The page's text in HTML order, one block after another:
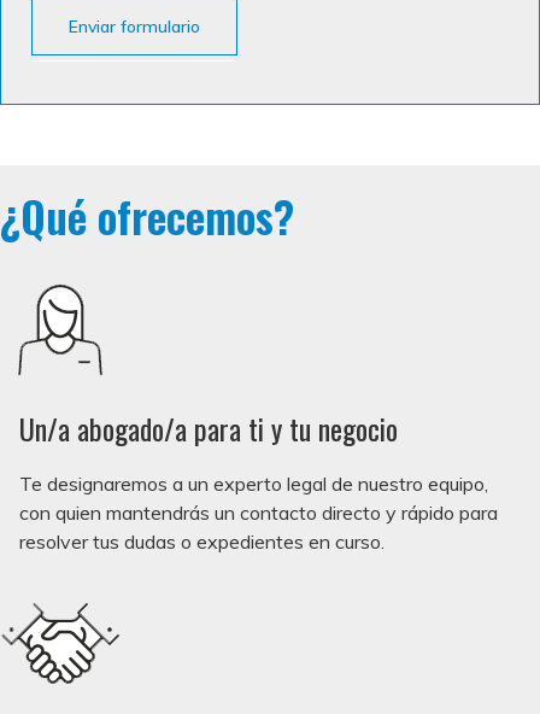
Enviar formulario
¿Qué ofrecemos?
Un/a abogado/a para ti y tu negocio
Te designaremos a un experto legal de nuestro equipo,
con quien mantendrás un contacto directo y rápido para
resolver tus dudas o expedientes en curso.